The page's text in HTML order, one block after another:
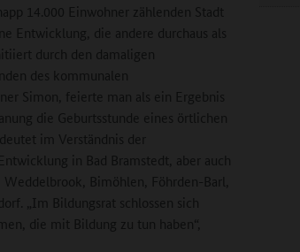
14.000 Einwohner zählenden Stadt
Entwicklung, die andere durchaus als
durch den damaligen
des kommunalen
Simon, feierte man als ein Ergebnis
die Geburtsstunde eines örtlichen
im Verständnis der
in Bad Bramstedt, aber auch
Bimöhlen, Föhrden-Barl,
„Im Bildungsrat schlossen sich
die mit Bildung zu tun haben“,